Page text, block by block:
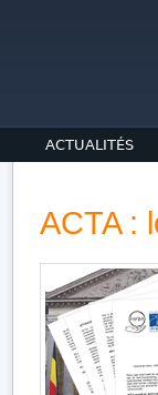
ACTUALITÉS
ACTA :